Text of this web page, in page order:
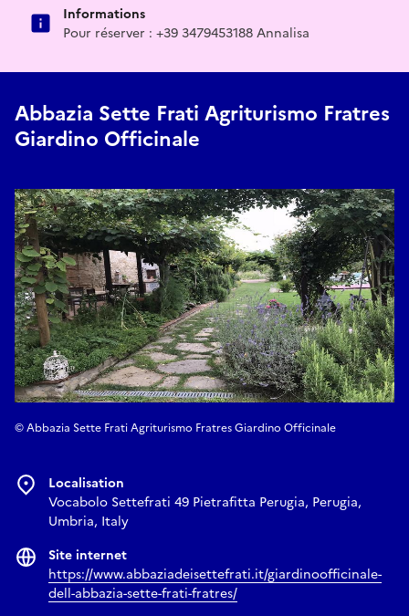
Informations
Pour réserver : +39 3479453188 Annalisa
Abbazia Sette Frati Agriturismo Fratres
Giardino Officinale
© Abbazia Sette Frati Agriturismo Fratres Giardino Officinale
Localisation
Vocabolo Settefrati 49 Pietrafitta Perugia, Perugia,
Umbria, Italy
Site internet
https://www.abbaziadeisettefrati.it/giardinoofficinale-
dell-abbazia-sette-frati-fratres/